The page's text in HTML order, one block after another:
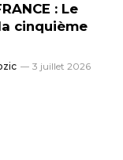
: Le
cinquième
3 juillet 2026